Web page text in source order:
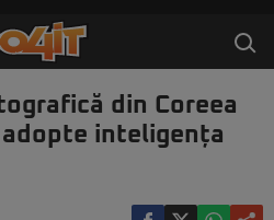
din Coreea
adopte inteligența